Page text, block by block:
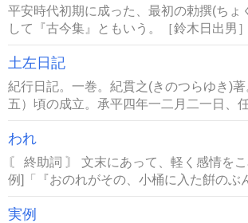
平安時代初期に成った、最初の勅撰(ちょ
して『古今集』ともいう。［鈴木日出男
土左日記
紀行日記。一巻。紀貫之(きのつらゆき)
五）頃の成立。承平四年一二月二一日、
われ
〘 終助詞 〙 文末にあって、軽く感情を
例]「『おのれがその、小桶に入た餠のぶ
実例